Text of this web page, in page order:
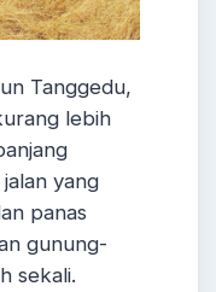
Tanggedu,
lebih
yang
panas
gunung-
sekali.